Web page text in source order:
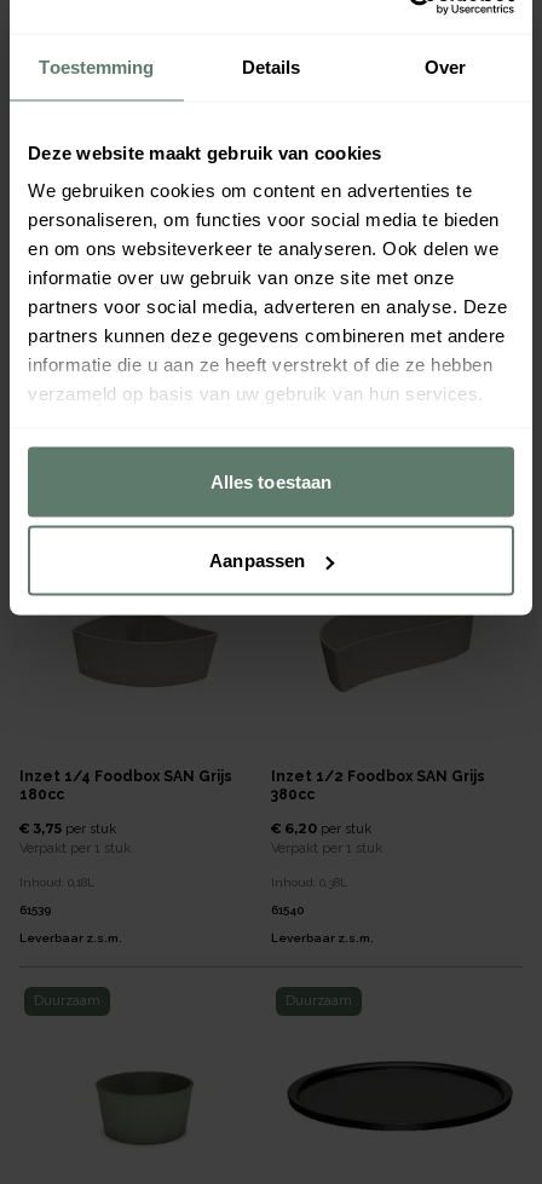
Toestemming Details Over
Deze website maakt gebruik van cookies
We gebruiken cookies om content en advertenties te
personaliseren, om functies voor social media te bieden
en om ons websiteverkeer te analyseren. Ook delen we
informatie over uw gebruik van onze site met onze
partners voor social media, adverteren en analyse. Deze
partners kunnen deze gegevens combineren met andere
informatie die u aan ze heeft verstrekt of die ze hebben
verzameld op basis van uw gebruik van hun services.
Alles toestaan
Aanpassen
Duurzaam
Inzet 1/4 Foodbox SAN Helder
180cc
€ 3,75 per stuk
Verpakt per 1 stuk
61479
Duurzaam
Inzet 1/2 Foodbox SAN Helder
380cc
€ 6,20 per stuk
Verpakt per 1 stuk
61480
Leverbaar z.s.m.
Inzet 1/4 Foodbox SAN Grijs
180cc
€ 3,75 per stuk
Verpakt per 1 stuk
Inhoud: 0,18L
61539
Leverbaar z.s.m.
Inzet 1/2 Foodbox SAN Grijs
380cc
€ 6,20 per stuk
Verpakt per 1 stuk
Inhoud: 0,38L
61540
Leverbaar z.s.m.
Duurzaam Duurzaam